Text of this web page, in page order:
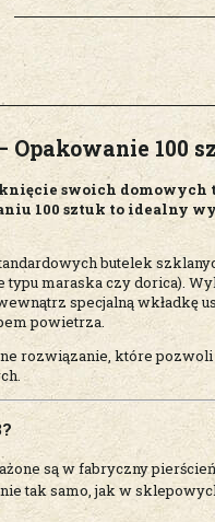
Opakowanie 100
swoich
100 sztuk to idealny
butelek
maraska czy dorica).
specjalną wkładkę
powietrza.
rozwiązanie, które pozwoli
są w fabryczny
tak samo, jak w